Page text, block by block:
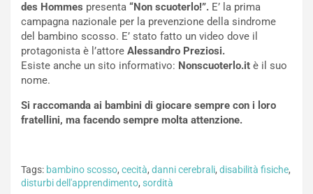
des Hommes presenta “Non scuoterlo!”. E’ la prima
campagna nazionale per la prevenzione della sindrome
del bambino scosso. E’ stato fatto un video dove il
protagonista è l’attore Alessandro Preziosi.
Esiste anche un sito informativo: Nonscuoterlo.it è il suo
nome.
Si raccomanda ai bambini di giocare sempre con i loro
fratellini, ma facendo sempre molta attenzione.
Tags: bambino scosso, cecità, danni cerebrali, disabilità fisiche,
disturbi dell'apprendimento, sordità